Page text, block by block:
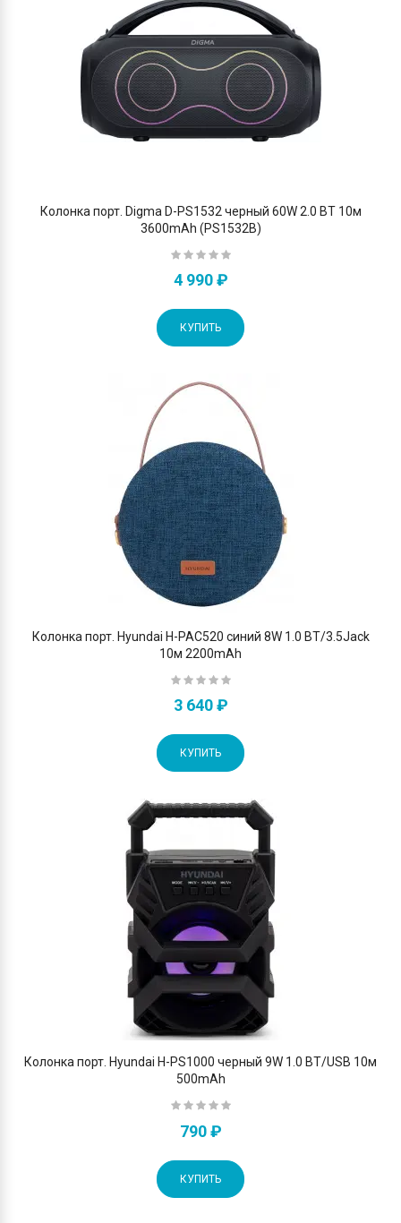
Колонка порт. Digma D-PS1532 черный 60W 2.0 BT 10м
3600mAh (PS1532B)
4 990 ₽
КУПИТЬ
Колонка порт. Hyundai H-PAC520 синий 8W 1.0 BT/3.5Jack
10м 2200mAh
3 640 ₽
КУПИТЬ
Колонка порт. Hyundai H-PS1000 черный 9W 1.0 BT/USB 10м
500mAh
790 ₽
КУПИТЬ